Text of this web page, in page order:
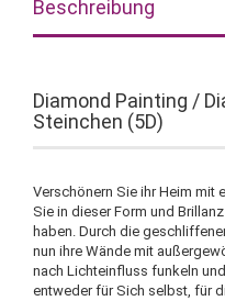
Beschreibung
Diamond Painting /
Steinchen (5D)
Verschönern Sie ihr Heim mit
Sie in dieser Form und
haben. Durch die
nun ihre Wände mit
nach Lichteinfluss funkeln
entweder für Sich selbst, für